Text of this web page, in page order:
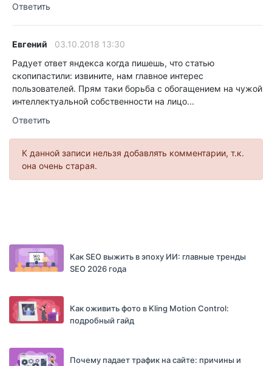
Ответить
Евгений
03.10.2018 13:30
Радует ответ яндекса когда пишешь, что статью
скопипастили: извините, нам главное интерес
пользователей. Прям таки борьба с обогащением на чужой
интеллектуальной собственности на лицо...
Ответить
К данной записи нельзя добавлять комментарии, т.к.
она очень старая.
Как SEO выжить в эпоху ИИ: главные тренды
SEO 2026 года
Как оживить фото в Kling Motion Control:
подробный гайд
Почему падает трафик на сайте: причины и